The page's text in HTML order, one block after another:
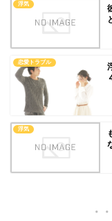
浮気
恋愛トラブル
浮気